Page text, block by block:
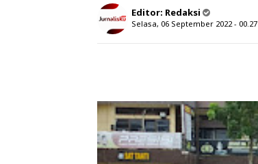
Editor: Redaksi
Selasa, 06 September 2022 - 00.27